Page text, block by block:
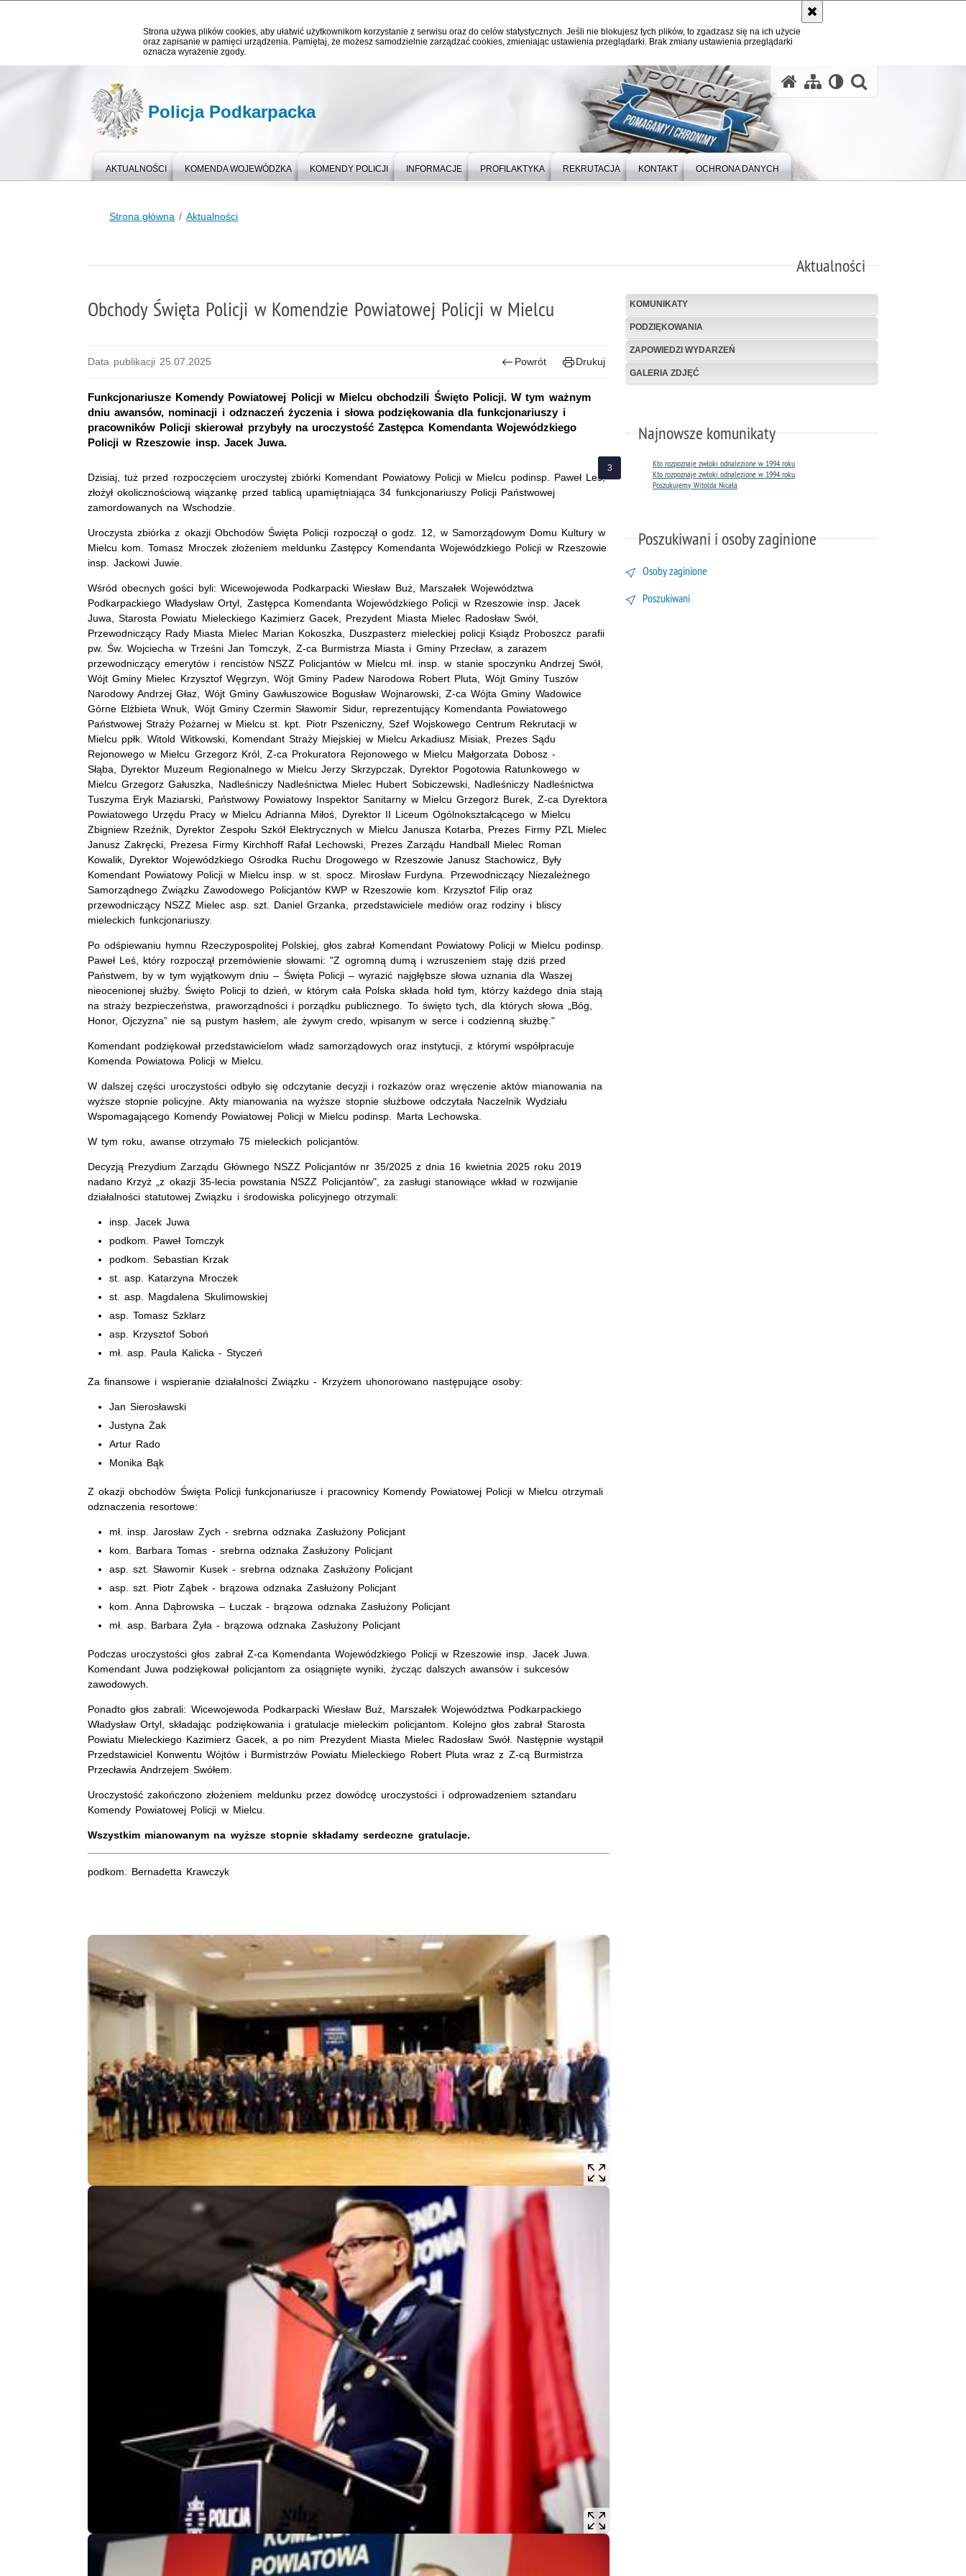
Strona używa plików cookies, aby ułatwić użytkownikom korzystanie z serwisu oraz do celów statystycznych. Jeśli nie blokujesz tych plików, to zgadzasz się na ich użycie
oraz zapisanie w pamięci urządzenia. Pamiętaj, że możesz samodzielnie zarządzać cookies, zmieniając ustawienia przeglądarki. Brak zmiany ustawienia przeglądarki
oznacza wyrażenie zgody.
Policja Podkarpacka
AKTUALNOŚCI KOMENDA WOJEWÓDZKA KOMENDY POLICJI INFORMACJE PROFILAKTYKA REKRUTACJA KONTAKT OCHRONA DANYCH
Strona główna Aktualności
Aktualności
Obchody Święta Policji w Komendzie Powiatowej Policji w Mielcu
Data publikacji 25.07.2025 Powrót Drukuj
Funkcjonariusze Komendy Powiatowej Policji w Mielcu obchodzili Święto Policji. W tym ważnym
dniu awansów, nominacji i odznaczeń życzenia i słowa podziękowania dla funkcjonariuszy i
pracowników Policji skierował przybyły na uroczystość Zastępca Komendanta Wojewódzkiego
Policji w Rzeszowie insp. Jacek Juwa.
Dzisiaj, tuż przed rozpoczęciem uroczystej zbiórki Komendant Powiatowy Policji w Mielcu podinsp. Paweł Leś,
złożył okolicznościową wiązankę przed tablicą upamiętniająca 34 funkcjonariuszy Policji Państwowej
zamordowanych na Wschodzie.
Uroczysta zbiórka z okazji Obchodów Święta Policji rozpoczął o godz. 12, w Samorządowym Domu Kultury w
Mielcu kom. Tomasz Mroczek złożeniem meldunku Zastępcy Komendanta Wojewódzkiego Policji w Rzeszowie
insp. Jackowi Juwie.
Wśród obecnych gości byli: Wicewojewoda Podkarpacki Wiesław Buż, Marszałek Województwa
Podkarpackiego Władysław Ortyl, Zastępca Komendanta Wojewódzkiego Policji w Rzeszowie insp. Jacek
Juwa, Starosta Powiatu Mieleckiego Kazimierz Gacek, Prezydent Miasta Mielec Radosław Swół,
Przewodniczący Rady Miasta Mielec Marian Kokoszka, Duszpasterz mieleckiej policji Ksiądz Proboszcz parafii
pw. Św. Wojciecha w Trześni Jan Tomczyk, Z-ca Burmistrza Miasta i Gminy Przecław, a zarazem
przewodniczący emerytów i rencistów NSZZ Policjantów w Mielcu mł. insp. w stanie spoczynku Andrzej Swół,
Wójt Gminy Mielec Krzysztof Węgrzyn, Wójt Gminy Padew Narodowa Robert Pluta, Wójt Gminy Tuszów
Narodowy Andrzej Głaz, Wójt Gminy Gawłuszowice Bogusław Wojnarowski, Z-ca Wójta Gminy Wadowice
Górne Elżbieta Wnuk, Wójt Gminy Czermin Sławomir Sidur, reprezentujący Komendanta Powiatowego
Państwowej Straży Pożarnej w Mielcu st. kpt. Piotr Pszeniczny, Szef Wojskowego Centrum Rekrutacji w
Mielcu ppłk. Witold Witkowski, Komendant Straży Miejskiej w Mielcu Arkadiusz Misiak, Prezes Sądu
Rejonowego w Mielcu Grzegorz Król, Z-ca Prokuratora Rejonowego w Mielcu Małgorzata Dobosz -
Słąba, Dyrektor Muzeum Regionalnego w Mielcu Jerzy Skrzypczak, Dyrektor Pogotowia Ratunkowego w
Mielcu Grzegorz Gałuszka, Nadleśniczy Nadleśnictwa Mielec Hubert Sobiczewski, Nadleśniczy Nadleśnictwa
Tuszyma Eryk Maziarski, Państwowy Powiatowy Inspektor Sanitarny w Mielcu Grzegorz Burek, Z-ca Dyrektora
Powiatowego Urzędu Pracy w Mielcu Adrianna Miłoś, Dyrektor II Liceum Ogólnokształcącego w Mielcu
Zbigniew Rzeźnik, Dyrektor Zespołu Szkół Elektrycznych w Mielcu Janusza Kotarba, Prezes Firmy PZL Mielec
Janusz Zakręcki, Prezesa Firmy Kirchhoff Rafał Lechowski, Prezes Zarządu Handball Mielec Roman
Kowalik, Dyrektor Wojewódzkiego Ośrodka Ruchu Drogowego w Rzeszowie Janusz Stachowicz, Były
Komendant Powiatowy Policji w Mielcu insp. w st. spocz. Mirosław Furdyna. Przewodniczący Niezależnego
Samorządnego Związku Zawodowego Policjantów KWP w Rzeszowie kom. Krzysztof Filip oraz
przewodniczący NSZZ Mielec asp. szt. Daniel Grzanka, przedstawiciele mediów oraz rodziny i bliscy
mieleckich funkcjonariuszy.
Po odśpiewaniu hymnu Rzeczypospolitej Polskiej, głos zabrał Komendant Powiatowy Policji w Mielcu podinsp.
Paweł Leś, który rozpoczął przemówienie słowami: "Z ogromną dumą i wzruszeniem staję dziś przed
Państwem, by w tym wyjątkowym dniu – Święta Policji – wyrazić najgłębsze słowa uznania dla Waszej
nieocenionej służby. Święto Policji to dzień, w którym cała Polska składa hołd tym, którzy każdego dnia stają
na straży bezpieczeństwa, praworządności i porządku publicznego. To święto tych, dla których słowa „Bóg,
Honor, Ojczyzna” nie są pustym hasłem, ale żywym credo, wpisanym w serce i codzienną służbę."
Komendant podziękował przedstawicielom władz samorządowych oraz instytucji, z którymi współpracuje
Komenda Powiatowa Policji w Mielcu.
W dalszej części uroczystości odbyło się odczytanie decyzji i rozkazów oraz wręczenie aktów mianowania na
wyższe stopnie policyjne. Akty mianowania na wyższe stopnie służbowe odczytała Naczelnik Wydziału
Wspomagającego Komendy Powiatowej Policji w Mielcu podinsp. Marta Lechowska.
W tym roku, awanse otrzymało 75 mieleckich policjantów.
Decyzją Prezydium Zarządu Głównego NSZZ Policjantów nr 35/2025 z dnia 16 kwietnia 2025 roku 2019
nadano Krzyż „z okazji 35-lecia powstania NSZZ Policjantów", za zasługi stanowiące wkład w rozwijanie
działalności statutowej Związku i środowiska policyjnego otrzymali:
insp. Jacek Juwa
podkom. Paweł Tomczyk
podkom. Sebastian Krzak
st. asp. Katarzyna Mroczek
st. asp. Magdalena Skulimowskiej
asp. Tomasz Szklarz
asp. Krzysztof Soboń
mł. asp. Paula Kalicka - Styczeń
Za finansowe i wspieranie działalności Związku - Krzyżem uhonorowano następujące osoby:
Jan Sierosławski
Justyna Żak
Artur Rado
Monika Bąk
Z okazji obchodów Święta Policji funkcjonariusze i pracownicy Komendy Powiatowej Policji w Mielcu otrzymali
odznaczenia resortowe:
mł. insp. Jarosław Zych - srebrna odznaka Zasłużony Policjant
kom. Barbara Tomas - srebrna odznaka Zasłużony Policjant
asp. szt. Sławomir Kusek - srebrna odznaka Zasłużony Policjant
asp. szt. Piotr Ząbek - brązowa odznaka Zasłużony Policjant
kom. Anna Dąbrowska – Łuczak - brązowa odznaka Zasłużony Policjant
mł. asp. Barbara Żyła - brązowa odznaka Zasłużony Policjant
Podczas uroczystości głos zabrał Z-ca Komendanta Wojewódzkiego Policji w Rzeszowie insp. Jacek Juwa.
Komendant Juwa podziękował policjantom za osiągnięte wyniki, życząc dalszych awansów i sukcesów
zawodowych.
Ponadto głos zabrali: Wicewojewoda Podkarpacki Wiesław Buż, Marszałek Województwa Podkarpackiego
Władysław Ortyl, składając podziękowania i gratulacje mieleckim policjantom. Kolejno głos zabrał Starosta
Powiatu Mieleckiego Kazimierz Gacek, a po nim Prezydent Miasta Mielec Radosław Swół. Następnie wystąpił
Przedstawiciel Konwentu Wójtów i Burmistrzów Powiatu Mieleckiego Robert Pluta wraz z Z-cą Burmistrza
Przecławia Andrzejem Swółem.
Uroczystość zakończono złożeniem meldunku przez dowódcę uroczystości i odprowadzeniem sztandaru
Komendy Powiatowej Policji w Mielcu.
Wszystkim mianowanym na wyższe stopnie składamy serdeczne gratulacje.
podkom. Bernadetta Krawczyk
KOMUNIKATY
PODZIĘKOWANIA
ZAPOWIEDZI WYDARZEŃ
GALERIA ZDJĘĆ
Najnowsze komunikaty
Kto rozpoznaje zwłoki odnalezione w 1994 roku
Kto rozpoznaje zwłoki odnalezione w 1994 roku
Poszukujemy Witolda Nicała
Poszukiwani i osoby zaginione
Osoby zaginione
Poszukiwani